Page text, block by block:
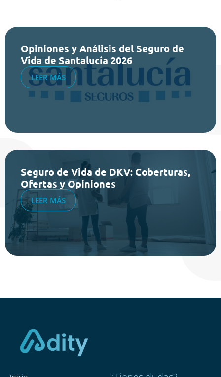
Opiniones y Análisis del Seguro de
Vida de Santalucía 2026
LEER MÁS
Seguro de Vida de DKV: Coberturas,
Ofertas y Opiniones
LEER MÁS